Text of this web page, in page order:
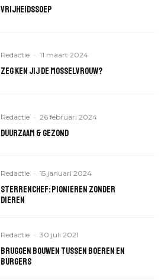
Vrijheidssoep
Redactie · 11 maart 2024
Zeg ken jij de mosselvrouw?
Redactie · 26 februari 2024
Duurzaam & Gezond
Redactie · 15 januari 2024
Sterrenchef: Pionieren zonder
dieren
Redactie · 30 juli 2021
Bruggen bouwen tussen boeren en
burgers